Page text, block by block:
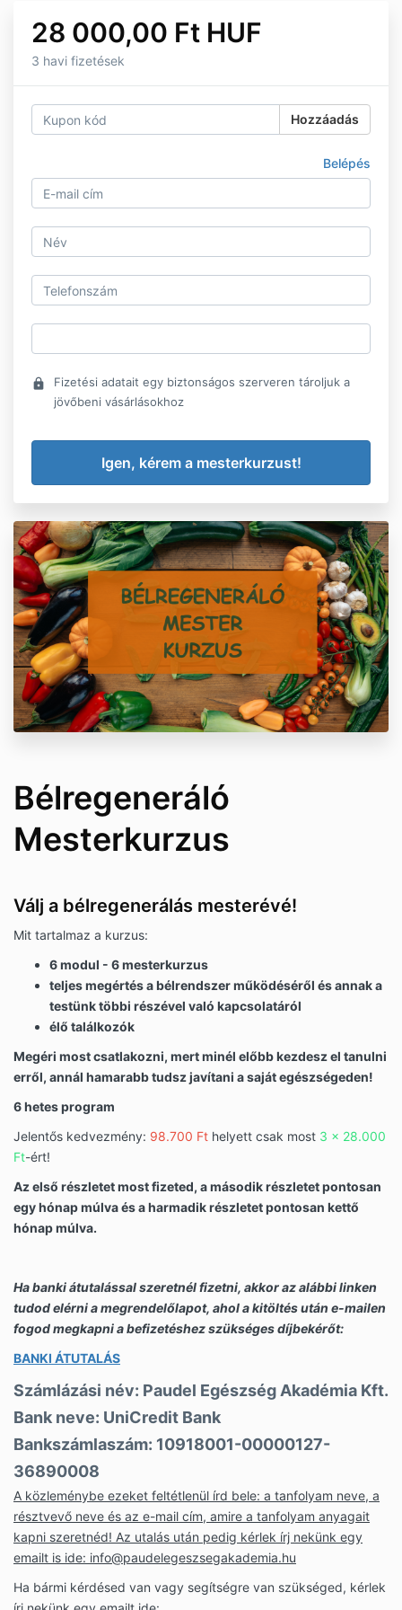
28 000,00 Ft HUF
3 havi fizetések
Hozzáadás
Belépés
lock
Fizetési adatait egy biztonságos szerveren tároljuk a
jövőbeni vásárlásokhoz
Bélregeneráló
Mesterkurzus
Válj a bélregenerálás mesterévé!
Mit tartalmaz a kurzus:
6 modul - 6 mesterkurzus
teljes megértés a bélrendszer működéséről és annak a
testünk többi részével való kapcsolatáról
élő találkozók
Megéri most csatlakozni, mert minél előbb kezdesz el tanulni
erről, annál hamarabb tudsz javítani a saját egészségeden!
6 hetes program
Jelentős kedvezmény: 98.700 Ft helyett csak most 3 x 28.000
Ft-ért!
Az első részletet most fizeted, a második részletet pontosan
egy hónap múlva és a harmadik részletet pontosan kettő
hónap múlva.
Ha banki átutalással szeretnél fizetni, akkor az alábbi linken
tudod elérni a megrendelőlapot, ahol a kitöltés után e-mailen
fogod megkapni a befizetéshez szükséges díjbekérőt:
BANKI ÁTUTALÁS
Számlázási név: Paudel Egészség Akadémia Kft.
Bank neve: UniCredit Bank
Bankszámlaszám: 10918001-00000127-
36890008
A közleménybe ezeket feltétlenül írd bele: a tanfolyam neve, a
résztvevő neve és az e-mail cím, amire a tanfolyam anyagait
kapni szeretnéd! Az utalás után pedig kérlek írj nekünk egy
emailt is ide: info@paudelegeszsegakademia.hu
Ha bármi kérdésed van vagy segítségre van szükséged, kérlek